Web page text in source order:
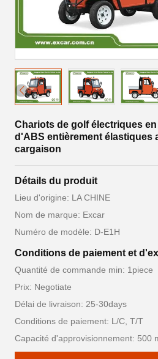
Chariots de golf électriques
d'ABS entièrement élastiques
cargaison
Détails du produit
Lieu d'origine: LA CHINE
Nom de marque: Excar
Numéro de modèle: D-E1H
Conditions de paiement et
Quantité de commande min: 1piece
Prix: Negotiate
Délai de livraison: 25-30days
Conditions de paiement: L/C, T/T
Capacité d'approvisionnement: 500